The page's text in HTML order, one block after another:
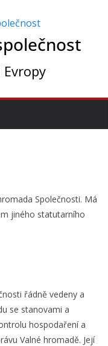
Evropy
Společnosti. Má
jiného statutarního
řádně vedeny a
se stanovami a
hospodaření a
Valné hromadě. Její